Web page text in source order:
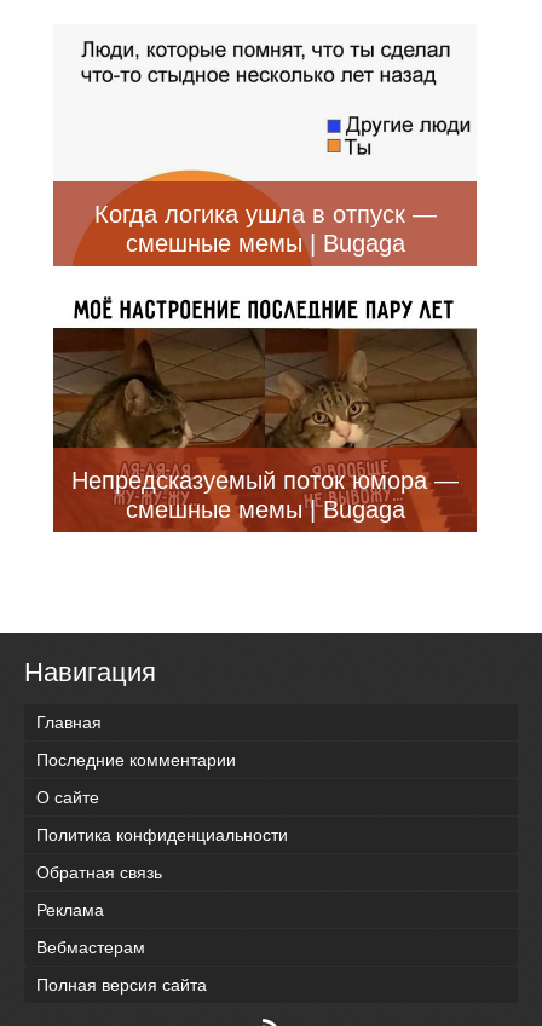
Когда логика ушла в отпуск —
смешные мемы | Bugaga
Непредсказуемый поток юмора —
смешные мемы | Bugaga
Навигация
Главная
Последние комментарии
О сайте
Политика конфиденциальности
Обратная связь
Реклама
Вебмастерам
Полная версия сайта